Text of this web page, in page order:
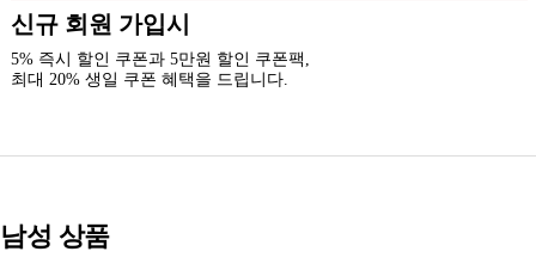
록시걸 카톡 채널 추가
3천원 할인 쿠폰을 드립니다.(중복 사용 가능)
새로운 소식과 이벤트 혜택을 받아보세요.
남성 상품